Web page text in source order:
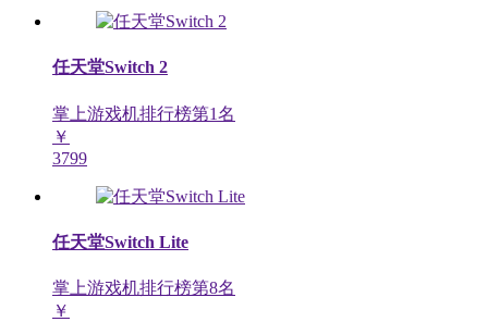
任天堂Switch 2
掌上游戏机排行榜第1名
￥
3799
任天堂Switch Lite
掌上游戏机排行榜第8名
￥